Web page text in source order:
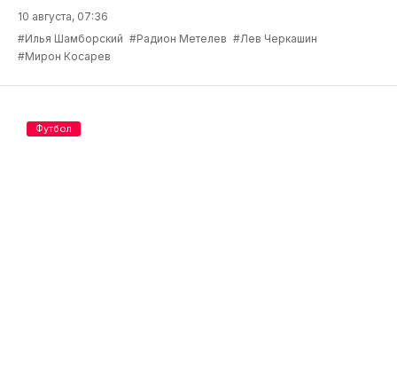
10 августа, 07:36
#Илья Шамборский #Радион Метелев #Лев Черкашин
#Мирон Косарев
Футбол